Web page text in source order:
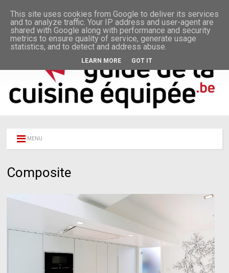
MENU
Composite
This site uses cookies from Google to deliver its services
and to analyze traffic. Your IP address and user-agent are
shared with Google along with performance and security
metrics to ensure quality of service, generate usage
statistics, and to detect and address abuse.
LEARN MORE GOT IT